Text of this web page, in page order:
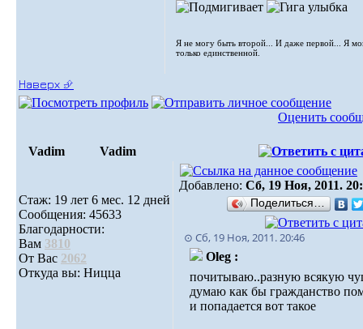
Я не могу быть второй... И даже первой... Я
только единственной.
Наверх ⮵
Оценить
Vadim Vadim
Стаж: 19 лет 6 мес. 12 дней
Сообщения: 45633
Благодарности:
Вам 3810
От Вас 2062
Откуда вы: Ницца
Добавлено: Сб, 19 Ноя, 2011.
Поделиться…
⊙ Сб, 19 Ноя, 2011. 20:46
Oleg :
почитываю..разную всякую
думаю как бы гражданство
и попадается вот такое